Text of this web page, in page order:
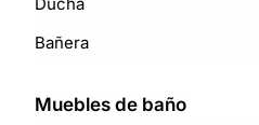
Bañera
Muebles de baño